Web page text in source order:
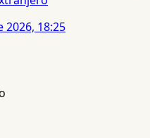
2026, 18:25